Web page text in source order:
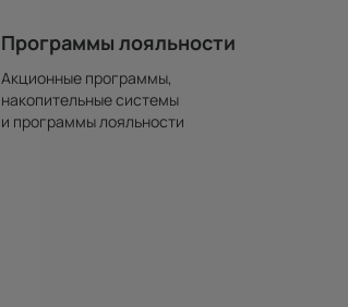
Программы лояльности
Акционные программы,
накопительные системы
и программы лояльности